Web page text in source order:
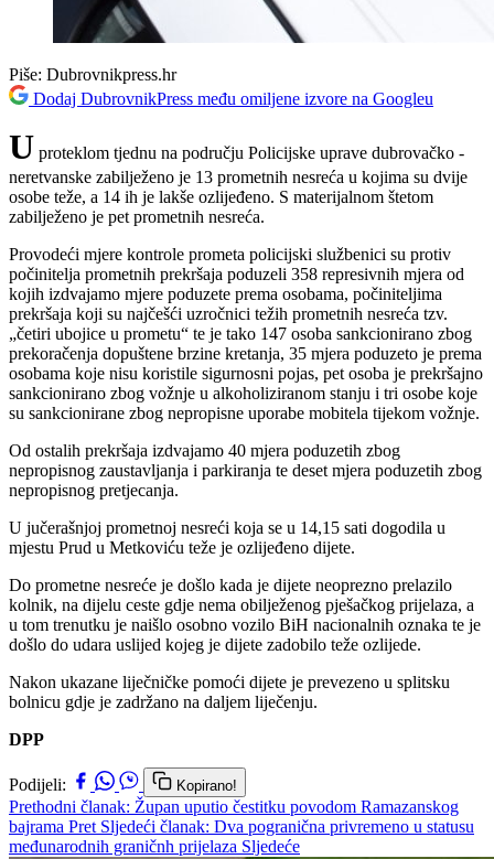
Piše: Dubrovnikpress.hr
Dodaj DubrovnikPress među omiljene izvore na Googleu
U proteklom tjednu na području Policijske uprave dubrovačko -
neretvanske zabilježeno je 13 prometnih nesreća u kojima su dvije
osobe teže, a 14 ih je lakše ozlijeđeno. S materijalnom štetom
zabilježeno je pet prometnih nesreća.
Provodeći mjere kontrole prometa policijski službenici su protiv
počinitelja prometnih prekršaja poduzeli 358 represivnih mjera od
kojih izdvajamo mjere poduzete prema osobama, počiniteljima
prekršaja koji su najčešći uzročnici težih prometnih nesreća tzv.
„četiri ubojice u prometu“ te je tako 147 osoba sankcionirano zbog
prekoračenja dopuštene brzine kretanja, 35 mjera poduzeto je prema
osobama koje nisu koristile sigurnosni pojas, pet osoba je prekršajno
sankcionirano zbog vožnje u alkoholiziranom stanju i tri osobe koje
su sankcionirane zbog nepropisne uporabe mobitela tijekom vožnje.
Od ostalih prekršaja izdvajamo 40 mjera poduzetih zbog
nepropisnog zaustavljanja i parkiranja te deset mjera poduzetih zbog
nepropisnog pretjecanja.
U jučerašnjoj prometnoj nesreći koja se u 14,15 sati dogodila u
mjestu Prud u Metkoviću teže je ozlijeđeno dijete.
Do prometne nesreće je došlo kada je dijete neoprezno prelazilo
kolnik, na dijelu ceste gdje nema obilježenog pješačkog prijelaza, a
u tom trenutku je naišlo osobno vozilo BiH nacionalnih oznaka te je
došlo do udara uslijed kojeg je dijete zadobilo teže ozlijede.
Nakon ukazane liječničke pomoći dijete je prevezeno u splitsku
bolnicu gdje je zadržano na daljem liječenju.
DPP
Podijeli: Kopirano!
Prethodni članak: Župan uputio čestitku povodom Ramazanskog
bajrama Pret Sljedeći članak: Dva pogranična privremeno u statusu
međunarodnih graničnh prijelaza Sljedeće